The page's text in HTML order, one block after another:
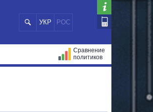
УКР РОС
Сравнение
политиков